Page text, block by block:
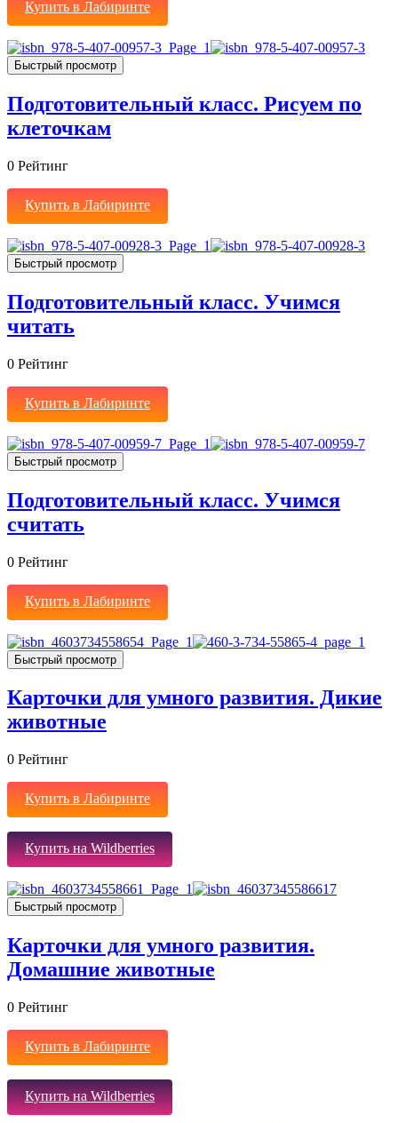
Купить в Лабиринте
Быстрый просмотр
Подготовительный класс. Рисуем по
клеточкам
0 Рейтинг
Купить в Лабиринте
Быстрый просмотр
Подготовительный класс. Учимся
читать
0 Рейтинг
Купить в Лабиринте
Быстрый просмотр
Подготовительный класс. Учимся
считать
0 Рейтинг
Купить в Лабиринте
Быстрый просмотр
Карточки для умного развития. Дикие
животные
0 Рейтинг
Купить в Лабиринте
Купить на Wildberries
Быстрый просмотр
Карточки для умного развития.
Домашние животные
0 Рейтинг
Купить в Лабиринте
Купить на Wildberries